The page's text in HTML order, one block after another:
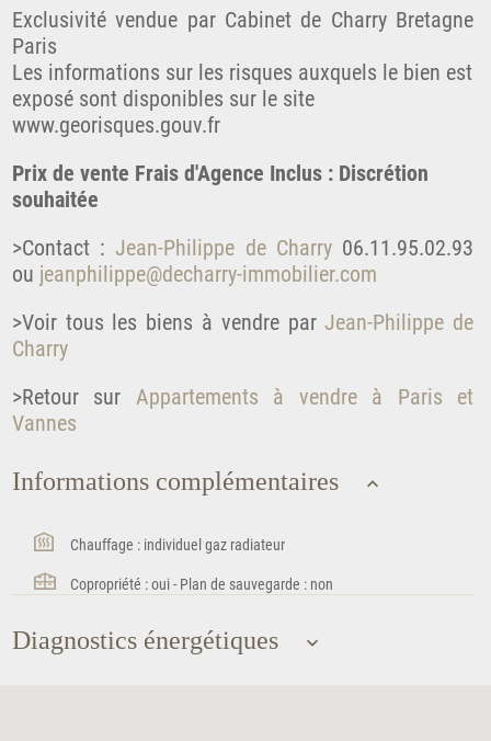
Exclusivité vendue par Cabinet de Charry Bretagne
Paris
Les informations sur les risques auxquels le bien est
exposé sont disponibles sur le site
www.georisques.gouv.fr
Prix de vente Frais d'Agence Inclus : Discrétion
souhaitée
>Contact : Jean-Philippe de Charry06.11.95.02.93
ou jeanphilippe@decharry-immobilier.com
>Voir tous les biens à vendre parJean-Philippe de
Charry
>Retour sur Appartements à vendre à Paris et
Vannes
Informations complémentaires
Chauffage : individuel gaz radiateur
Copropriété : oui - Plan de sauvegarde : non
Diagnostics énergétiques